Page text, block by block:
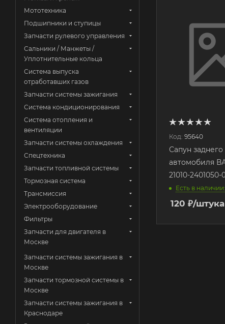
Код: 95640
Сапун
автомобиля
21010-2401050-
Есть в
120 ₽/штука
Мототехника
Подшипники и ступицы
Запчасти рулевого управления
Сальники / Манжеты /
Уплотнительные кольца
Система выпуска
отработавших газов
Запчасти системы зажигания
Система кондиционирования
Система отопления и
вентиляции
Запчасти системы охлаждения
Спецтехника
Запчасти топливной системы
Тормозная система
Трансмиссия
Электрооборудование
Фильтры
Запчасти для двигателя в
Москве
Запчасти системы зажигания в
Москве
Запчасти тормозной системы в
Москве
Запчасти системы зажигания в
Краснодаре